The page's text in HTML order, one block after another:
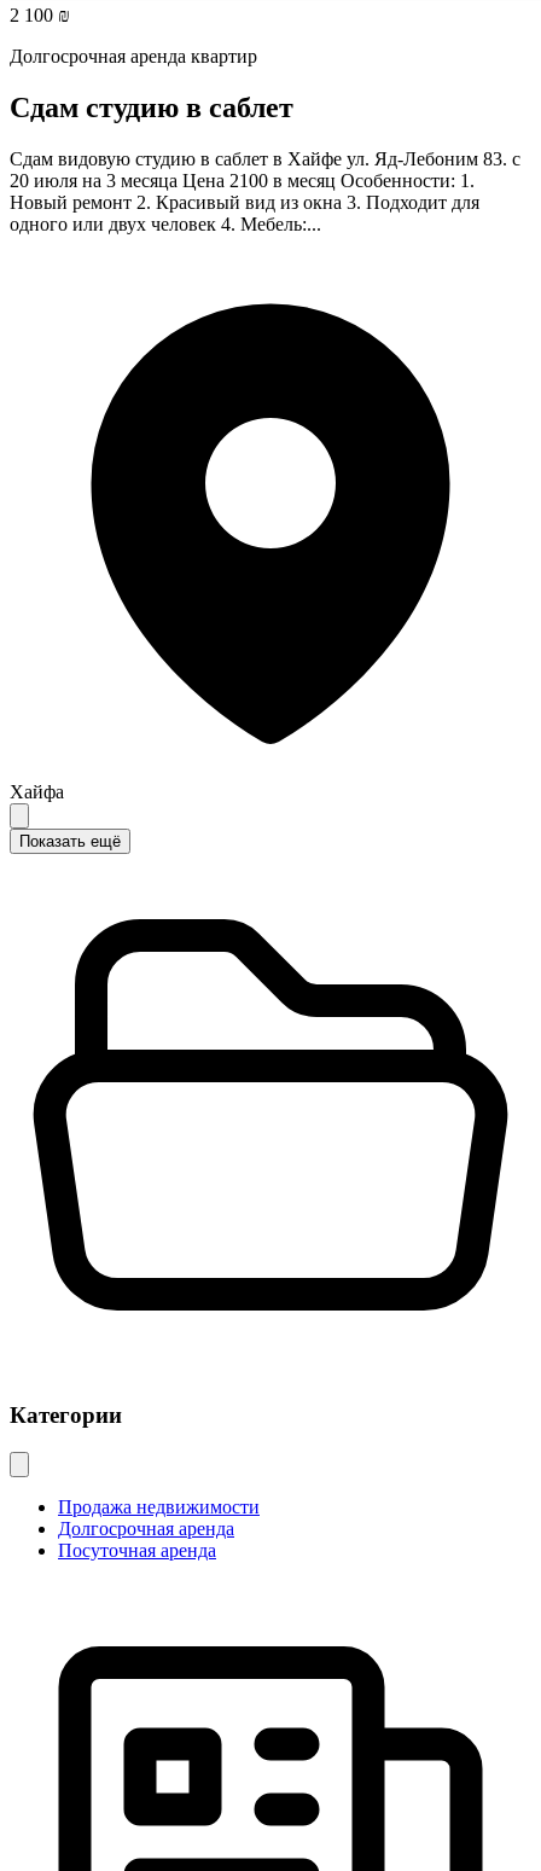
2 100 ₪
Долгосрочная аренда квартир
Сдам студию в саблет
Сдам видовую студию в саблет в Хайфе ул. Яд-Лебоним 83. с
20 июля на 3 месяца Цена 2100 в месяц Особенности: 1.
Новый ремонт 2. Красивый вид из окна 3. Подходит для
одного или двух человек 4. Мебель:...
Хайфа
Показать ещё
Категории
Продажа недвижимости
Долгосрочная аренда
Посуточная аренда